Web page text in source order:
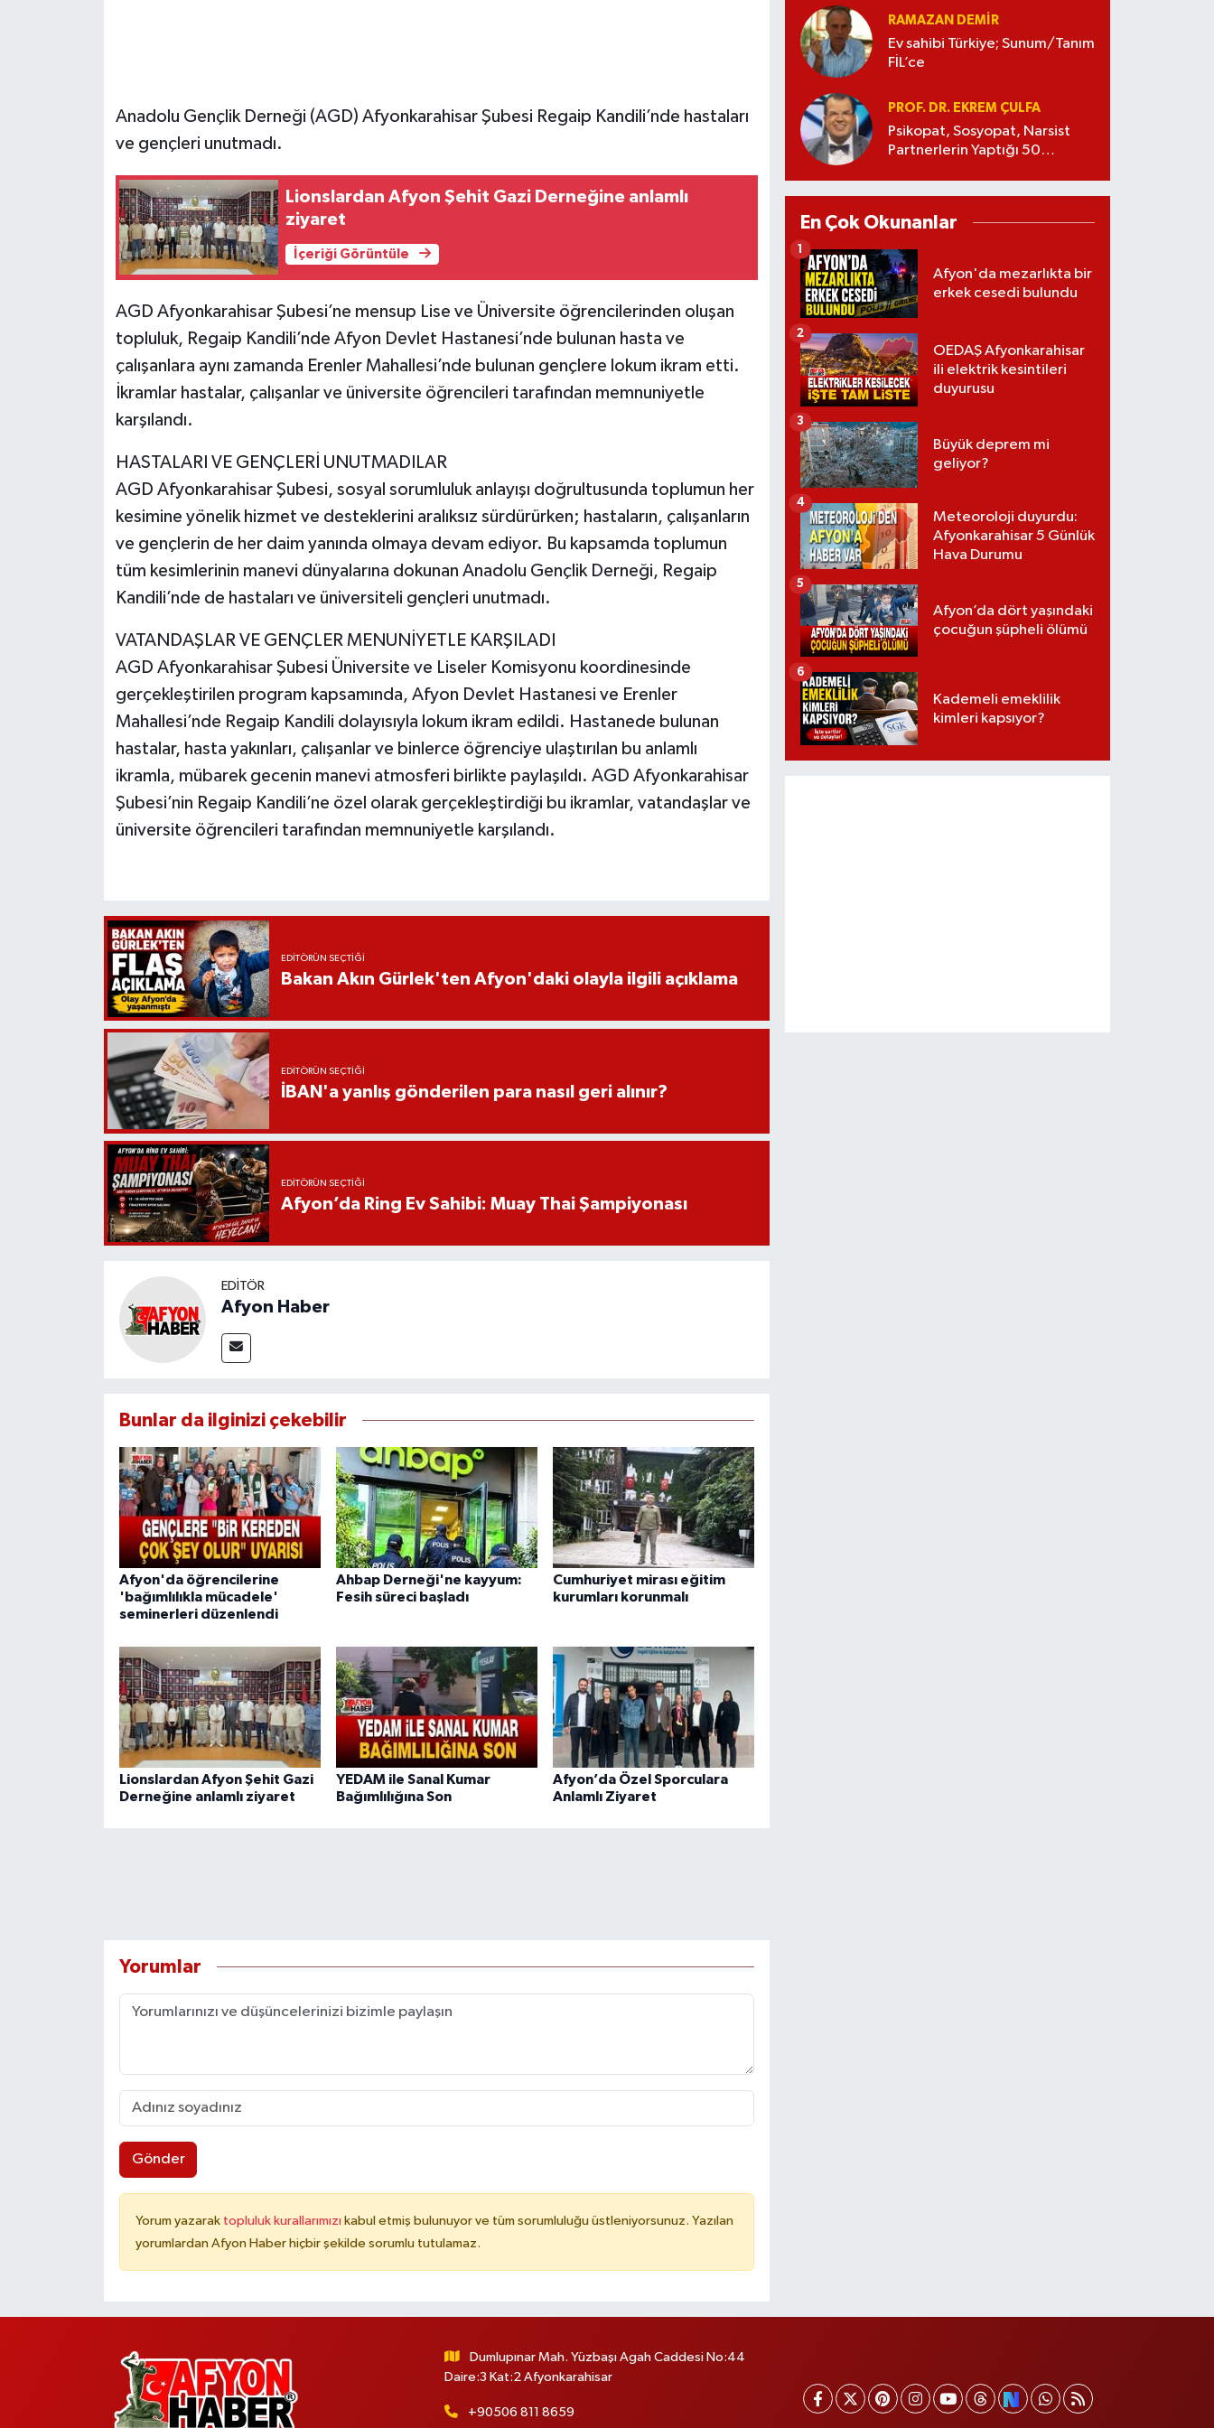
Anadolu Gençlik Derneği (AGD) Afyonkarahisar Şubesi Regaip Kandili’nde hastaları
ve gençleri unutmadı.
Lionslardan Afyon Şehit Gazi Derneğine anlamlı
ziyaret
İçeriği Görüntüle
AGD Afyonkarahisar Şubesi’ne mensup Lise ve Üniversite öğrencilerinden oluşan
topluluk, Regaip Kandili’nde Afyon Devlet Hastanesi’nde bulunan hasta ve
çalışanlara aynı zamanda Erenler Mahallesi’nde bulunan gençlere lokum ikram etti.
İkramlar hastalar, çalışanlar ve üniversite öğrencileri tarafından memnuniyetle
karşılandı.
HASTALARI VE GENÇLERİ UNUTMADILAR
AGD Afyonkarahisar Şubesi, sosyal sorumluluk anlayışı doğrultusunda toplumun her
kesimine yönelik hizmet ve desteklerini aralıksız sürdürürken; hastaların, çalışanların
ve gençlerin de her daim yanında olmaya devam ediyor. Bu kapsamda toplumun
tüm kesimlerinin manevi dünyalarına dokunan Anadolu Gençlik Derneği, Regaip
Kandili’nde de hastaları ve üniversiteli gençleri unutmadı.
VATANDAŞLAR VE GENÇLER MENUNİYETLE KARŞILADI
AGD Afyonkarahisar Şubesi Üniversite ve Liseler Komisyonu koordinesinde
gerçekleştirilen program kapsamında, Afyon Devlet Hastanesi ve Erenler
Mahallesi’nde Regaip Kandili dolayısıyla lokum ikram edildi. Hastanede bulunan
hastalar, hasta yakınları, çalışanlar ve binlerce öğrenciye ulaştırılan bu anlamlı
ikramla, mübarek gecenin manevi atmosferi birlikte paylaşıldı. AGD Afyonkarahisar
Şubesi’nin Regaip Kandili’ne özel olarak gerçekleştirdiği bu ikramlar, vatandaşlar ve
üniversite öğrencileri tarafından memnuniyetle karşılandı.
EDITÖRÜN SEÇTIĞI
Bakan Akın Gürlek'ten Afyon'daki olayla ilgili açıklama
EDITÖRÜN SEÇTIĞI
İBAN'a yanlış gönderilen para nasıl geri alınır?
EDITÖRÜN SEÇTIĞI
Afyon’da Ring Ev Sahibi: Muay Thai Şampiyonası
EDITÖR
Afyon Haber
Bunlar da ilginizi çekebilir
Afyon'da öğrencilerine
'bağımlılıkla mücadele'
seminerleri düzenlendi
Ahbap Derneği'ne kayyum:
Fesih süreci başladı
Cumhuriyet mirası eğitim
kurumları korunmalı
Lionslardan Afyon Şehit Gazi
Derneğine anlamlı ziyaret
YEDAM ile Sanal Kumar
Bağımlılığına Son
Afyon’da Özel Sporculara
Anlamlı Ziyaret
Yorumlar
Gönder
Yorum yazarak topluluk kurallarımızı kabul etmiş bulunuyor ve tüm sorumluluğu üstleniyorsunuz. Yazılan
yorumlardan Afyon Haber hiçbir şekilde sorumlu tutulamaz.
RAMAZAN DEMİR
Ev sahibi Türkiye; Sunum/Tanım
FİL’ce
PROF. DR. EKREM ÇULFA
Psikopat, Sosyopat, Narsist
Partnerlerin Yaptığı 50
En Çok Okunanlar
Afyon'da mezarlıkta bir
erkek cesedi bulundu
1
OEDAŞ Afyonkarahisar
ili elektrik kesintileri
duyurusu
2
Büyük deprem mi
geliyor?
3
Meteoroloji duyurdu:
Afyonkarahisar 5 Günlük
Hava Durumu
4
Afyon’da dört yaşındaki
çocuğun şüpheli ölümü
5
Kademeli emeklilik
kimleri kapsıyor?
6
Dumlupınar Mah. Yüzbaşı Agah Caddesi No:44
Daire:3 Kat:2 Afyonkarahisar
+90506 811 8659